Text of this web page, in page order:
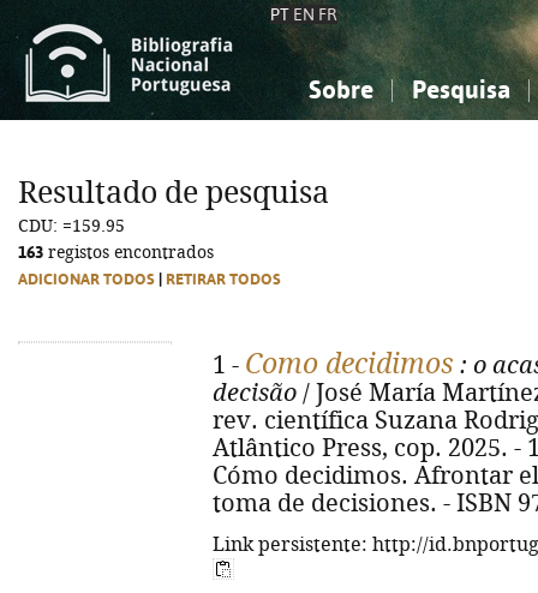
PT EN FR
Sobre Pesquisa
Ciências sociais...
Ciências sociais...
Resultado de pesquisa
CDU: =159.95
163 registos encontrados
ADICIONAR TODOS RETIRAR TODOS
1 - Como decidimos : o
decisão / José María
rev. científica Suzana
Atlântico Press, cop. 2025. -
Cómo decidimos. Afrontar
toma de decisiones. - ISBN
Link persistente: http://